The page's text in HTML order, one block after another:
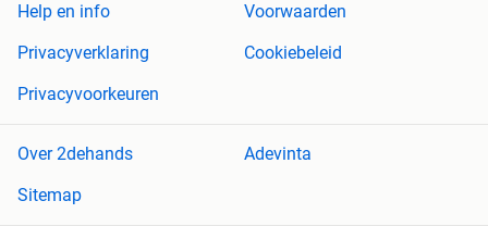
Help en info
Voorwaarden
Privacyverklaring
Cookiebeleid
Privacyvoorkeuren
Over 2dehands
Adevinta
Sitemap